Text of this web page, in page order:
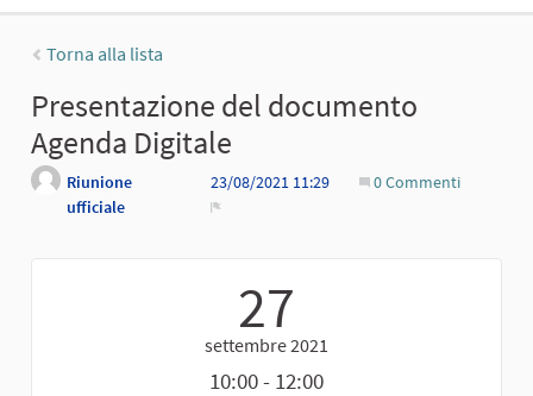
Torna alla lista
Presentazione del documento
Agenda Digitale
Riunione
ufficiale
23/08/2021 11:29
0 Commenti
27
settembre 2021
10:00 - 12:00